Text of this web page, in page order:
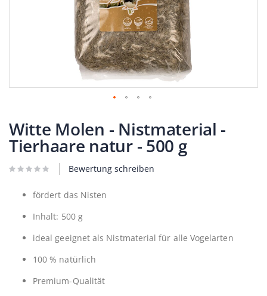
Anfang
der
Bildergalerie
springen
Witte Molen - Nistmaterial -
Tierhaare natur - 500 g
Bewertung schreiben
fördert das Nisten
Inhalt: 500 g
ideal geeignet als Nistmaterial für alle Vogelarten
100 % natürlich
Premium-Qualität